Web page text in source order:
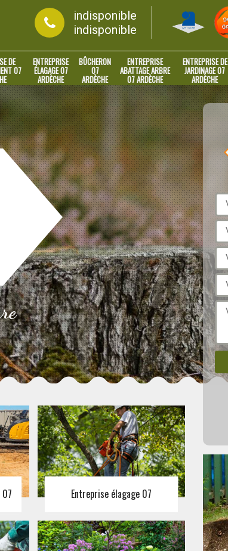
indisponible
indisponible
DE
07
ENTREPRISE
ÉLAGAGE 07
ARDÈCHE
BÛCHERON
07
ARDÈCHE
ENTREPRISE
ABATTAGE ARBRE
07 ARDÈCHE
ENTREPRISE DE
JARDINAGE 07
ARDÈCHE
Entreprise élagage 07